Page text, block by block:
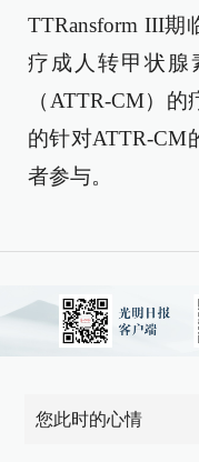
TTRansform III
疗成人转甲状腺
（ATTR-CM）
的针对ATTR-CM
者参与。
您此时的心情